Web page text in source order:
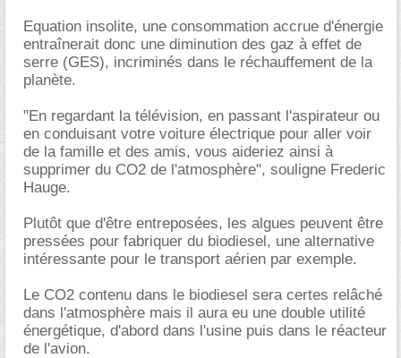
Equation insolite, une consommation accrue d'énergie
entraînerait donc une diminution des gaz à effet de
serre (GES), incriminés dans le réchauffement de la
planète.
"En regardant la télévision, en passant l'aspirateur ou
en conduisant votre voiture électrique pour aller voir
de la famille et des amis, vous aideriez ainsi à
supprimer du CO2 de l'atmosphère", souligne Frederic
Hauge.
Plutôt que d'être entreposées, les algues peuvent être
pressées pour fabriquer du biodiesel, une alternative
intéressante pour le transport aérien par exemple.
Le CO2 contenu dans le biodiesel sera certes relâché
dans l'atmosphère mais il aura eu une double utilité
énergétique, d'abord dans l'usine puis dans le réacteur
de l'avion.